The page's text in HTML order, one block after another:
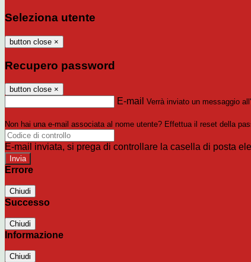
Seleziona utente
button close ×
Recupero password
button close ×
E-mail Verrà inviato un messaggio
Non hai una e-mail associata al nome utente? Effettua il reset della
E-mail inviata, si prega di controllare la casella di posta
Errore
Chiudi
Successo
Chiudi
Informazione
Chiudi